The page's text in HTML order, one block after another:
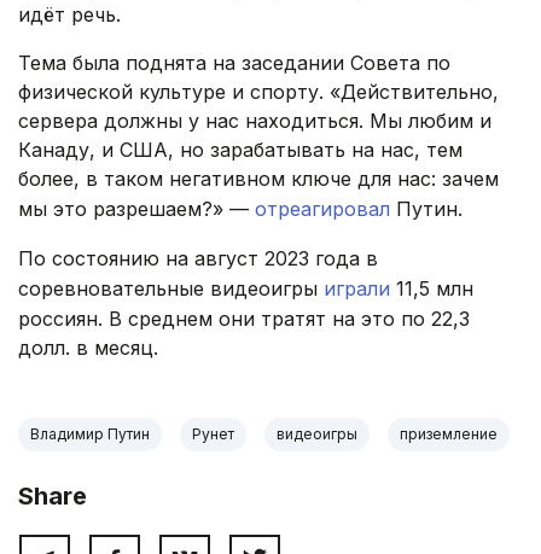
идёт речь.
Тема была поднята на заседании Совета по
физической культуре и спорту. «Действительно,
сервера должны у нас находиться. Мы любим и
Канаду, и США, но зарабатывать на нас, тем
более, в таком негативном ключе для нас: зачем
мы это разрешаем?» — отреагировал Путин.
По состоянию на август 2023 года в
соревновательные видеоигры играли 11,5 млн
россиян. В среднем они тратят на это по 22,3
долл. в месяц.
Владимир Путин Рунет видеоигры приземление
Share